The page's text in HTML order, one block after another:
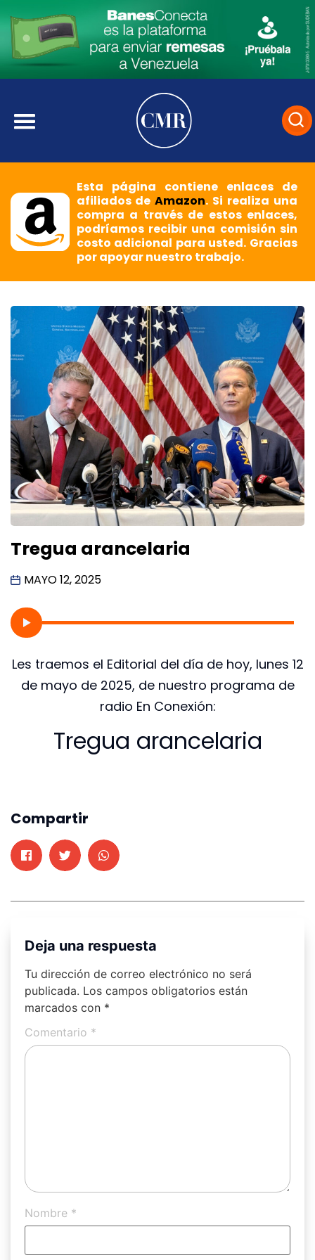
Esta página contiene enlaces de
afiliados deAmazon. Si realiza una
compra a través de estos enlaces,
podríamos recibir una comisión sin
costo adicional para usted. Gracias
por apoyar nuestro trabajo.
Tregua arancelaria
MAYO 12, 2025
Les traemos el Editorial del día de hoy, lunes 12
de mayo de 2025, de nuestro programa de
radio En Conexión:
Tregua arancelaria
Compartir
Deja una respuesta
Tu dirección de correo electrónico no será
publicada. Los campos obligatorios están
marcados con *
Comentario *
Nombre *